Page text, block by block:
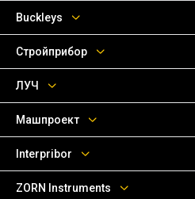
Buckleys
Стройприбор
ЛУЧ
Машпроект
Interpribor
ZORN Instruments